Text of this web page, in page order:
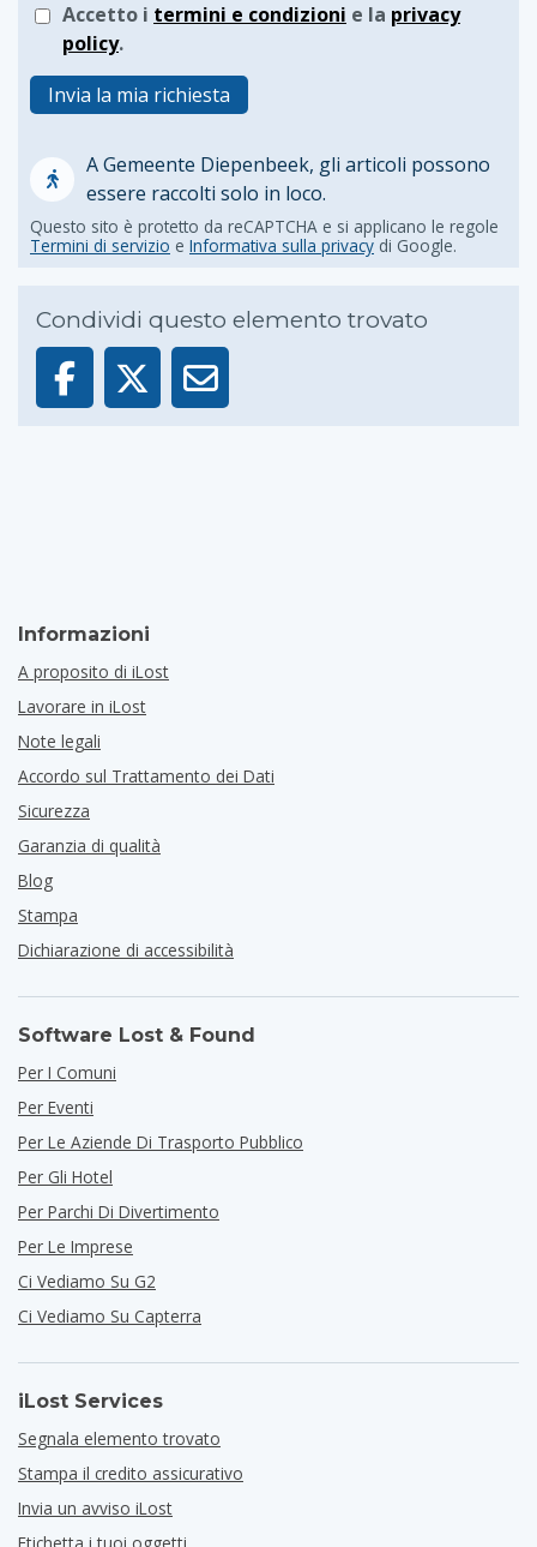
Accetto i termini e condizioni e la privacy
policy.
Invia la mia richiesta
A Gemeente Diepenbeek, gli articoli possono
essere raccolti solo in loco.
Questo sito è protetto da reCAPTCHA e si applicano le regole
Termini di servizio e Informativa sulla privacydi Google.
Condividi questo elemento trovato
Informazioni
A proposito di iLost
Lavorare in iLost
Note legali
Accordo sul Trattamento dei Dati
Sicurezza
Garanzia di qualità
Blog
Stampa
Dichiarazione di accessibilità
Software Lost & Found
Per I Comuni
Per Eventi
Per Le Aziende Di Trasporto Pubblico
Per Gli Hotel
Per Parchi Di Divertimento
Per Le Imprese
Ci Vediamo Su G2
Ci Vediamo Su Capterra
iLost Services
Segnala elemento trovato
Stampa il credito assicurativo
Invia un avviso iLost